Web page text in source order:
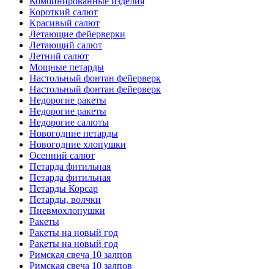
Короткий салют
Красивый салют
Летающие фейерверки
Летающий салют
Летний салют
Мощные петарды
Настольный фонтан фейерверк
Настольный фонтан фейерверк
Недорогие ракеты
Недорогие ракеты
Недорогие салюты
Новогодние петарды
Новогодние хлопушки
Осенний салют
Петарда фитильная
Петарда фитильная
Петарды Корсар
Петарды, волчки
Пневмохлопушки
Ракеты
Ракеты на новый год
Ракеты на новый год
Римская свеча 10 залпов
Римская свеча 10 залпов